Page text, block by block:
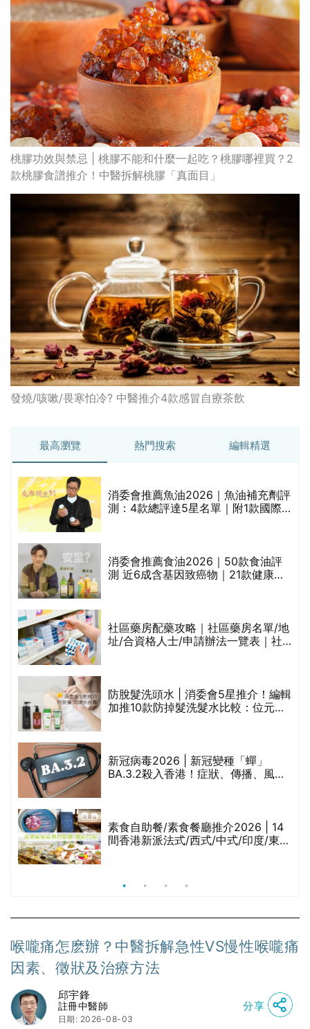
桃膠功效與禁忌 | 桃膠不能和什麼一起吃？桃膠哪裡買？2
款桃膠食譜推介！中醫拆解桃膠「真面目」
發燒/咳嗽/畏寒怕冷? 中醫推介4款感冒自療茶飲
最高瀏覽 熱門搜索 編輯精選
消委會推薦魚油2026｜魚油補充劑評
測：4款總評達5星名單｜附1款國際
消委會推薦食油2026｜50款食油評
測 近6成含基因致癌物｜21款健康煮
社區藥房配藥攻略｜社區藥房名單/地
址/合資格人士/申請辦法一覽表｜社
防脫髮洗頭水 | 消委會5星推介！編輯
加推10款防掉髮洗髮水比較：位元
新冠病毒2026 | 新冠變種「蟬」
BA.3.2殺入香港！症狀、傳播、風險
素食自助餐/素食餐廳推介2026 | 14
間香港新派法式/西式/中式/印度/東南
喉嚨痛怎麽辦？中醫拆解急性VS慢性喉嚨痛
因素、徵狀及治療方法
邱宇鋒
註冊中醫師
日期: 2026-08-03
分享